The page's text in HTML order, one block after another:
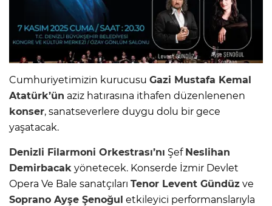
Cumhuriyetimizin kurucusu Gazi Mustafa Kemal
Atatürk’ün aziz hatırasına ithafen düzenlenenen
konser, sanatseverlere duygu dolu bir gece
yaşatacak.
Denizli Filarmoni Orkestrası’nı Şef Neslihan
Demirbacak yönetecek. Konserde İzmir Devlet
Opera Ve Bale sanatçıları Tenor Levent Gündüz ve
Soprano Ayşe Şenoğul etkileyici performanslarıyla